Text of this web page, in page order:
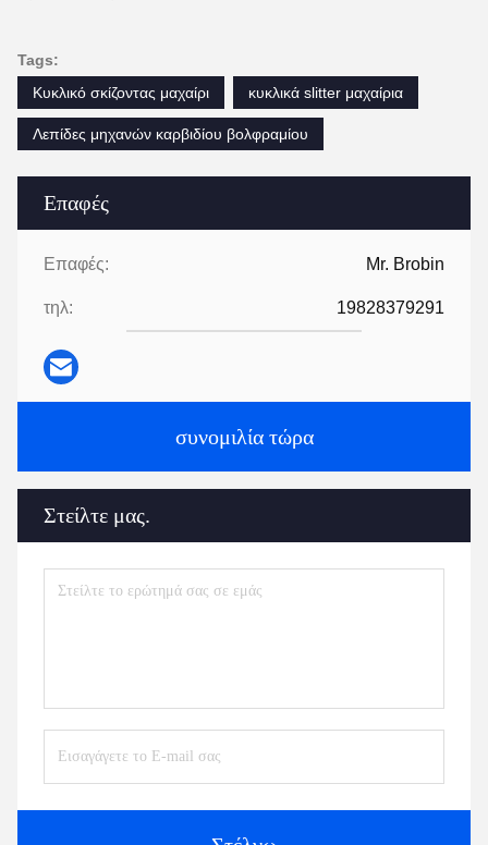
Επαφές
Επαφές: Mr. Brobin
τηλ: 19828379291
συνομιλία τώρα
Στείλτε μας.
Tags:
Κυκλικό σκίζοντας μαχαίρι
κυκλικά slitter μαχαίρια
Λεπίδες μηχανών καρβιδίου βολφραμίου